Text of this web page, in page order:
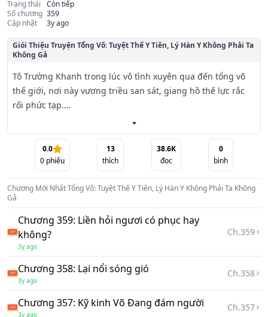
Trạng thái
Còn tiếp
Số chương 359
Cập nhật
3y ago
Giói Thiệu Truyện Tổng Võ: Tuyệt Thế Y Tiên, Lý Hàn Y Không Phải Ta
Không Gả
Tô Trường Khanh trong lúc vô tình xuyên qua đến tổng võ
thế giới, nơi này vương triều san sát, giang hồ thế lực rắc
rối phức tạp.
Bởi vì khóa lại hệ thống điều kiện ưu việt, Tô Trường Khanh
liền muốn bái một vị kiếm tiên vi sư, trở thành cái kia
phong hoa tuyệt đại kiếm tiên.
Chưa từng nghĩ ngẫu nhiên gặp Dược Vương Tân Bách
Thảo, bị Tân Bách Thảo lừa gạt trở thành Dược Vương cốc
đệ tử, đồng thời còn khóa lại Y Tiên hệ thống.
Khóc không ra nước mắt Tô Trường Khanh vốn cho rằng
đời này cùng võ đạo chi lộ vô duyên, có thể Tư Không
Trường Phong mang theo trọng thương Lý Hàn Y đến, để
sự tình nghênh đón chuyển cơ.
0.0
0phiếu
13
thích
38.6K
đọc
0
bình
Chương Mới NhấtTổng Võ: Tuyệt Thế Y Tiên, Lý Hàn Y Không Phải Ta Không
Gả
Chương 359: Liền hỏi ngươi có phục hay
không?
3y ago
Ch.359
Chương 358: Lại nổi sóng gió
3y ago
Ch.358
Chương 357: Kỹ kinh Võ Đang đám người
3y ago
Ch.357